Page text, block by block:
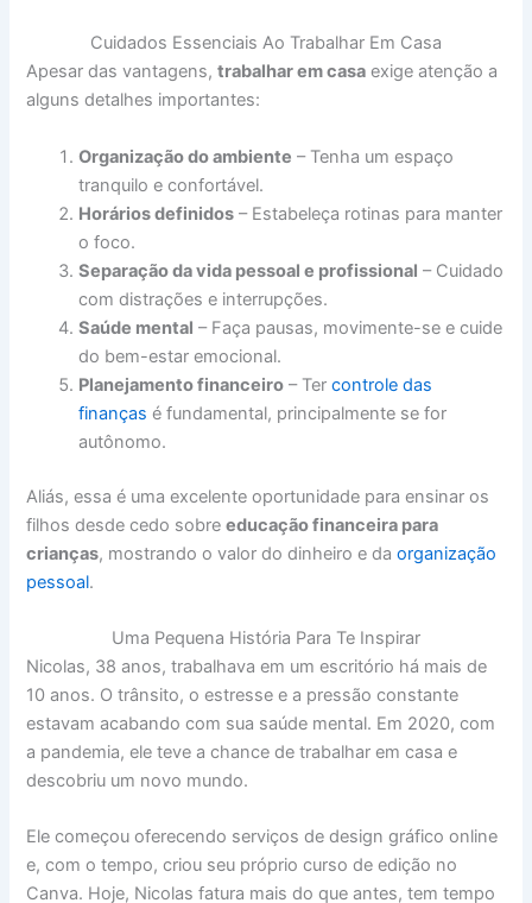
Cuidados Essenciais Ao Trabalhar Em Casa
Apesar das vantagens,trabalhar em casa exige atenção a
alguns detalhes importantes:
Organização do ambiente – Tenha um espaço
tranquilo e confortável.
Horários definidos – Estabeleça rotinas para manter
o foco.
Separação da vida pessoal e profissional – Cuidado
com distrações e interrupções.
Saúde mental – Faça pausas, movimente-se e cuide
do bem-estar emocional.
Planejamento financeiro – Tercontrole das
finanças é fundamental, principalmente se for
autônomo.
Aliás, essa é uma excelente oportunidade para ensinar os
filhos desde cedo sobreeducação financeira para
crianças, mostrando o valor do dinheiro e daorganização
pessoal.
Uma Pequena História Para Te Inspirar
Nicolas, 38 anos, trabalhava em um escritório há mais de
10 anos. O trânsito, o estresse e a pressão constante
estavam acabando com sua saúde mental. Em 2020, com
a pandemia, ele teve a chance de trabalhar em casa e
descobriu um novo mundo.
Ele começou oferecendo serviços de design gráfico online
e, com o tempo, criou seu próprio curso de edição no
Canva. Hoje, Nicolas fatura mais do que antes, tem tempo